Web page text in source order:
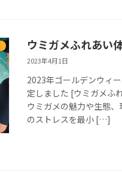
ウミガメふれあい
2023年4月1日
2023年ゴールデンウィ
定しました [ウミガメふ
ウミガメの魅力や生態
のストレスを最小 […]